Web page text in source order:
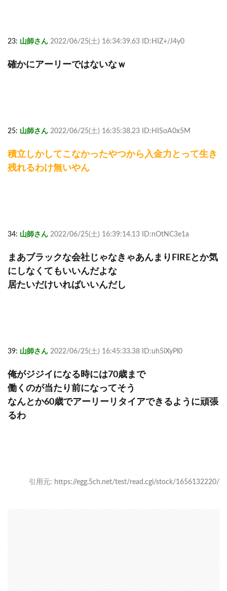
23: 山師さん 2022/06/25(土) 16:34:39.63 ID:HIZ+/J4y0
確かにアーリーではないなｗ
25: 山師さん 2022/06/25(土) 16:35:38.23 ID:HISoA0x5M
積立しかしてこなかったやつから入金力とって生き
残れるわけ無いやん
34: 山師さん 2022/06/25(土) 16:39:14.13 ID:nOtNC3e1a
まあブラックな会社じゃなきゃあんまりFIREとか気
にしなくてもいいんだよな
居たいだけいればいいんだし
39: 山師さん 2022/06/25(土) 16:45:33.38 ID:uh5iXyPl0
俺がジジイになる時には70歳まで
働くのが当たり前になってそう
なんとか60歳でアーリーリタイアできるように頑張
るわ
引用元: https://egg.5ch.net/test/read.cgi/stock/1656132220/